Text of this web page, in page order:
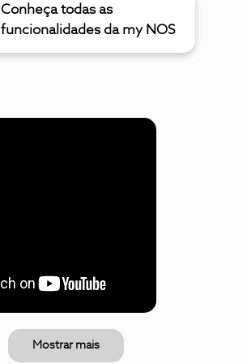
Conheça todas as
funcionalidades da my NOS
Mostrar mais